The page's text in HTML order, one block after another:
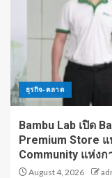
ธุรกิจ-ตลาด
Bambu Lab เปิด
Premium Store
Community แห่งก
August 4, 2026